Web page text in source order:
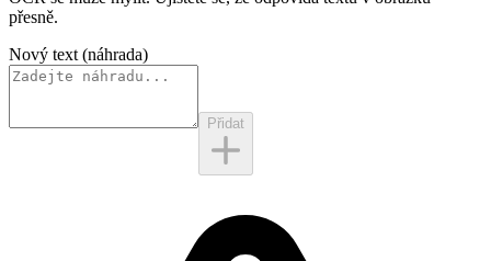
přesně.
Nový text (náhrada)
Přidat